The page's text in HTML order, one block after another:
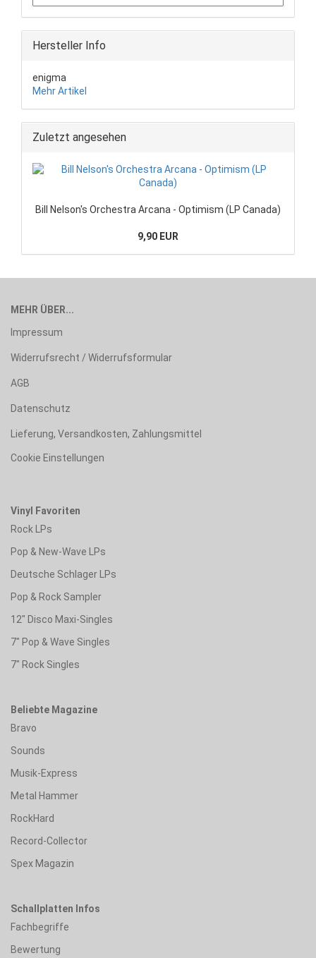
Hersteller Info
enigma
Mehr Artikel
Zuletzt angesehen
Bill Nelson's Orchestra Arcana - Optimism (LP Canada)
9,90 EUR
MEHR ÜBER...
Impressum
Widerrufsrecht / Widerrufsformular
AGB
Datenschutz
Lieferung, Versandkosten, Zahlungsmittel
Cookie Einstellungen
Vinyl Favoriten
Rock LPs
Pop & New-Wave LPs
Deutsche Schlager LPs
Pop & Rock Sampler
12" Disco Maxi-Singles
7" Pop & Wave Singles
7" Rock Singles
Beliebte Magazine
Bravo
Sounds
Musik-Express
Metal Hammer
RockHard
Record-Collector
Spex Magazin
Schallplatten Infos
Fachbegriffe
Bewertung